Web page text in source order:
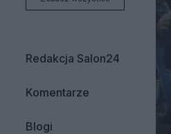
Redakcja Salon24
Komentarze
Blogi